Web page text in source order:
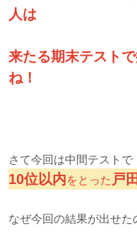
人は
来たる期末テスト
ね！
さて今回は中間テストで
10位以内をとった 戸
なぜ今回の結果が出せた